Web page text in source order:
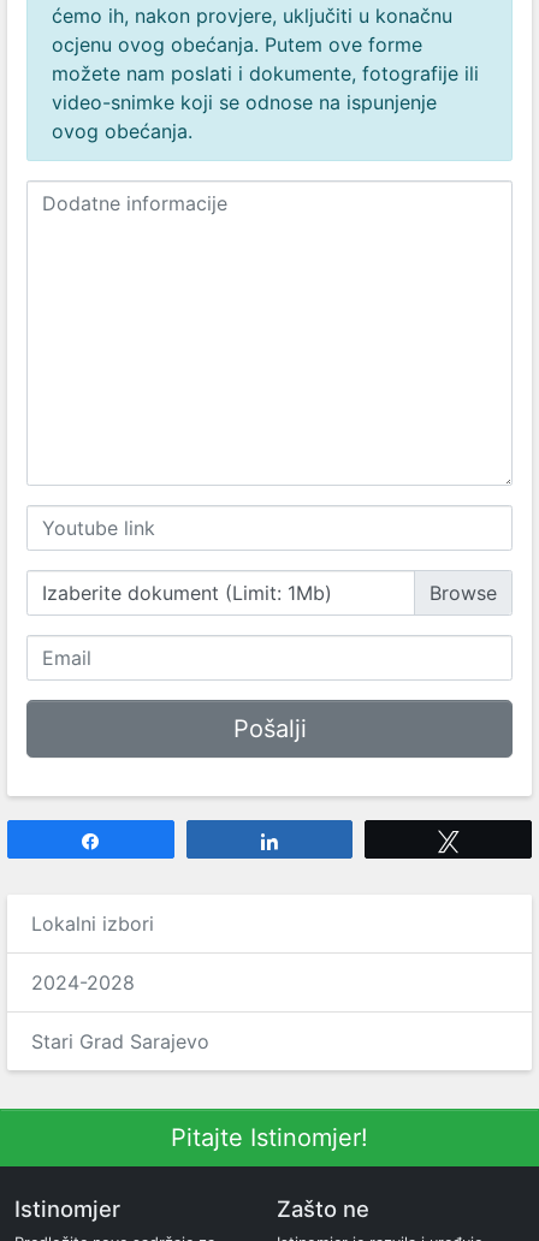
ćemo ih, nakon provjere, uključiti u konačnu
ocjenu ovog obećanja. Putem ove forme
možete nam poslati i dokumente, fotografije ili
video-snimke koji se odnose na ispunjenje
ovog obećanja.
Izaberite dokument (Limit: 1Mb)
Lokalni izbori
2024-2028
Stari Grad Sarajevo
Pitajte Istinomjer!
Istinomjer Zašto ne